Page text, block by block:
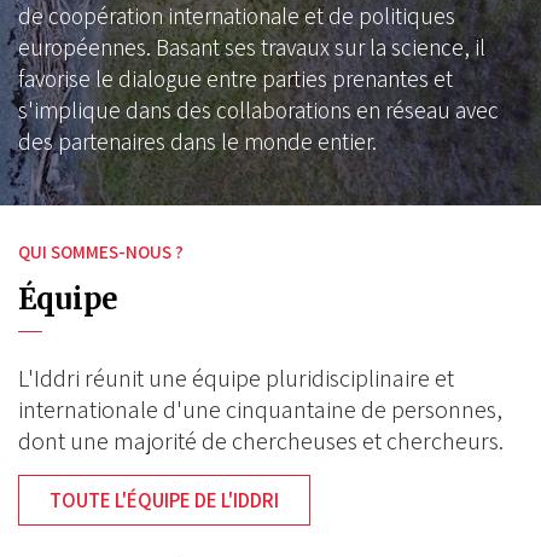
de coopération internationale et de politiques
européennes. Basant ses travaux sur la science, il
favorise le dialogue entre parties prenantes et
s'implique dans des collaborations en réseau avec
des partenaires dans le monde entier.
QUI SOMMES-NOUS ?
Équipe
L'Iddri réunit une équipe pluridisciplinaire et
internationale d'une cinquantaine de personnes,
dont une majorité de chercheuses et chercheurs.
TOUTE L'ÉQUIPE DE L'IDDRI